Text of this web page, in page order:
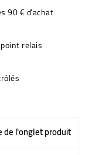
90 € d'achat
relais
de l'onglet produit